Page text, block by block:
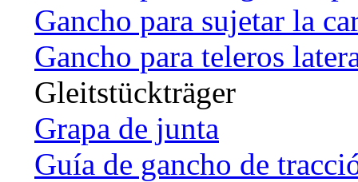
Gancho para sujetar la
Gancho para teleros
Gleitstückträger
Grapa de junta
Guía de gancho de